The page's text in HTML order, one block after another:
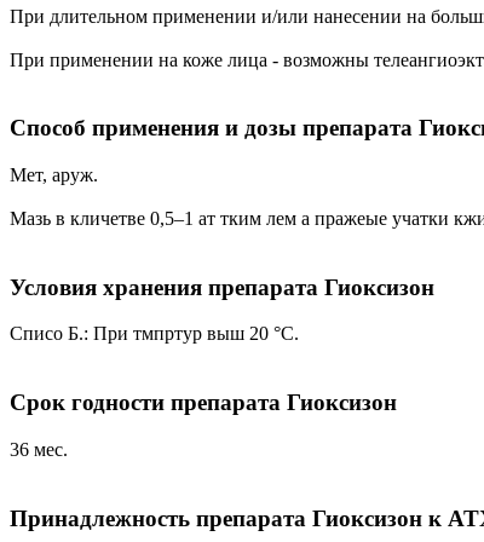
При длительном применении и/или нанесении на
При применении на коже лица - возможны
Способ применения и дозы препарата
Мет, аруж.
Мазь в кличетве 0,5–1 ат тким лем а пражеые учатки
Условия хранения препарата Гиоксизон
Списо Б.: При тмпртур выш 20 °C.
Срок годности препарата Гиоксизон
36 мес.
Принадлежность препарата Гиоксизон к